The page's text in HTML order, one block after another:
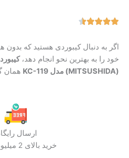
اگر به دنبال کیبوردی هستید که بدون
خود را به بهترین نحو انجام دهد،
(MITSUSHIDA) مدل KC-119
همان
ارسال
خرید بالای 2 میلیون تومان